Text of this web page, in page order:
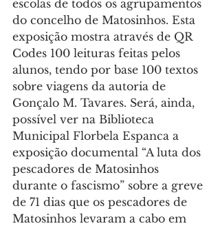
escolas de todos os agrupamentos
do concelho de Matosinhos. Esta
exposição mostra através de QR
Codes 100 leituras feitas pelos
alunos, tendo por base 100 textos
sobre viagens da autoria de
Gonçalo M. Tavares. Será, ainda,
possível ver na Biblioteca
Municipal Florbela Espanca a
exposição documental “A luta dos
pescadores de Matosinhos
durante o fascismo” sobre a greve
de 71 dias que os pescadores de
Matosinhos levaram a cabo em